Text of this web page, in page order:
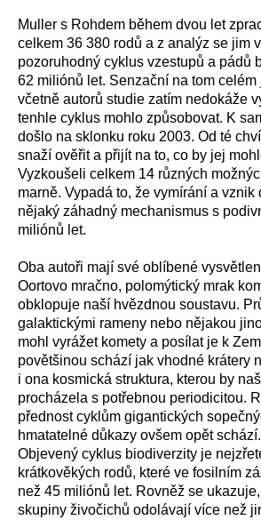
Muller s Rohdem během dvou let
celkem 36 380 rodů a z analýz se jim
pozoruhodný cyklus vzestupů a pádů
62 miliónů let. Senzační na tom celém
včetně autorů studie zatím nedokáže
tenhle cyklus mohlo způsobovat. K
došlo na sklonku roku 2003. Od té
snaží ověřit a přijít na to, co by jej
Vyzkoušeli celkem 14 různých
marně. Vypadá to, že vymírání a
nějaký záhadný mechanismus s
miliónů let.
Oba autoři mají své oblíbené
Oortovo mračno, polomýtický mrak
obklopuje naší hvězdnou soustavu.
galaktickými rameny nebo nějakou
mohl vyrážet komety a posílat je k
povětšinou schází jak vhodné krátery
i ona kosmická struktura, kterou by
procházela s potřebnou periodicitou.
přednost cyklům gigantických
hmatatelné důkazy ovšem opět schází.
Objevený cyklus biodiverzity je
krátkověkých rodů, které ve fosilním
než 45 miliónů let. Rovněž se
skupiny živočichů odolávají více než